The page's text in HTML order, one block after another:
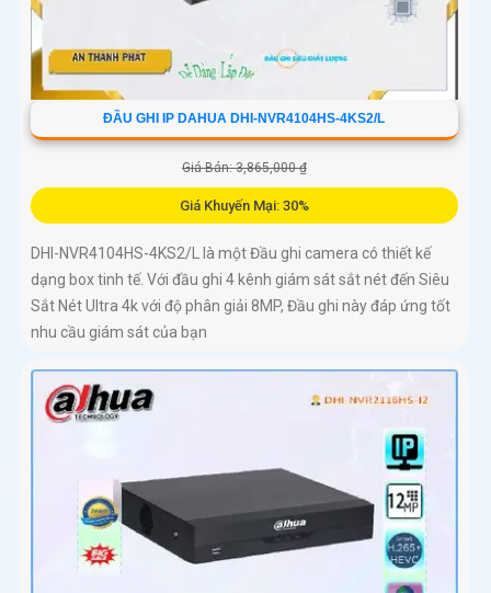
ĐẦU GHI IP DAHUA DHI-NVR4104HS-4KS2/L
Giá Bán: 3,865,000 ₫
Giá Khuyến Mại: 30%
DHI-NVR4104HS-4KS2/L là một Đầu ghi camera có thiết kế
dạng box tinh tế. Với đầu ghi 4 kênh giám sát sắt nét đến Siêu
Sắt Nét Ultra 4k với độ phân giải 8MP, Đầu ghi này đáp ứng tốt
nhu cầu giám sát của bạn